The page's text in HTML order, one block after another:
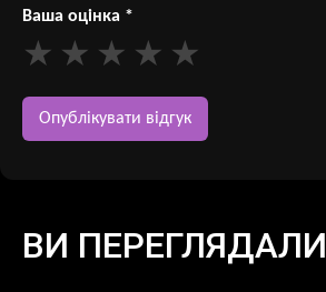
Ваша оцінка *
ВИ ПЕРЕГЛЯДАЛИ